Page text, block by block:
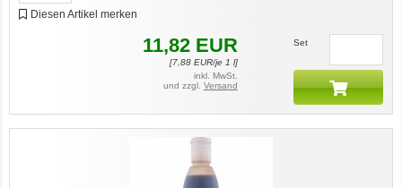
Diesen Artikel merken
11,82 EUR
[7,88EUR/je 1 l]
inkl. MwSt.
und zzgl. Versand
Set